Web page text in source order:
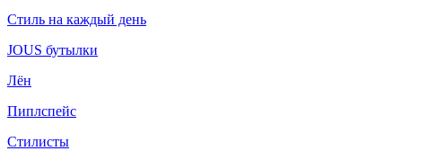
Стиль на каждый день
JOUS бутылки
Лён
Пиплспейс
Стилисты